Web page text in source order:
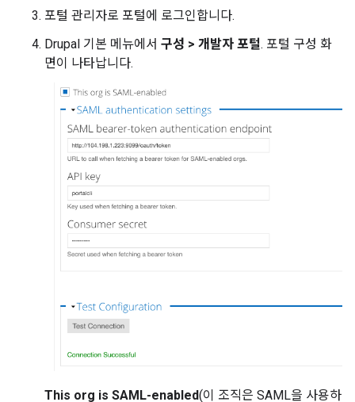
포털 관리자로 포털에 로그인합니다.
Drupal 기본 메뉴에서 구성 > 개발자 포털. 포털 구성 화
면이 나타납니다.
This org is SAML-enabled(이 조직은 SAML을 사용하